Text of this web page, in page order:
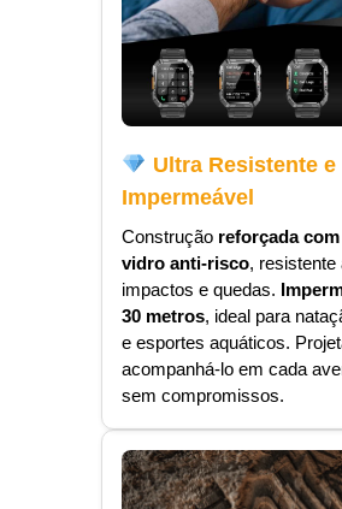
Ultra Resistente e
Impermeável
Construção reforçada
vidro anti-risco, resistente
impactos e quedas.
30 metros, ideal para
e esportes aquáticos.
acompanhá-lo em cada
sem compromissos.